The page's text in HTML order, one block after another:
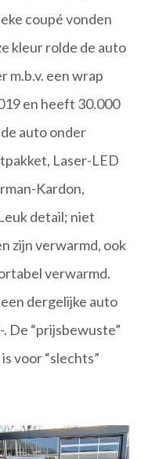
coupé vonden
kleur rolde de auto
m.b.v. een wrap
en heeft 30.000
auto onder
Laser-LED
Kardon,
detail; niet
zijn verwarmd, ook
verwarmd.
dergelijke auto
De “prijsbewuste”
voor “slechts”